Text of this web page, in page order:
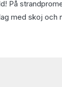
På
med skoj och